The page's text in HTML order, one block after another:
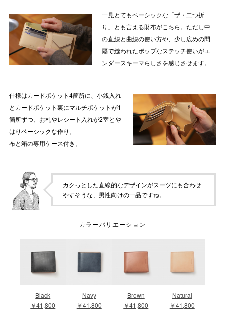
一見とてもベーシックな「ザ・二つ折
り」とも言える財布がこちら。ただし中
の直線と曲線の使い方や、少し広めの間
隔で縫われたポップなステッチ使いがエ
ンダースキーマらしさを感じさせます。
仕様はカードポケット4箇所に、小銭入れ
とカードポケット裏にマルチポケットが1
箇所ずつ、お札やレシート入れが2室とや
はりベーシックな作り。
布と箱の専用ケース付き。
カクっとした直線的なデザインがスーツにも合わせ
やすそうな、男性向けの一品ですね。
カラーバリエーション
Black
￥41,800
Navy
￥41,800
Brown
￥41,800
Natural
￥41,800